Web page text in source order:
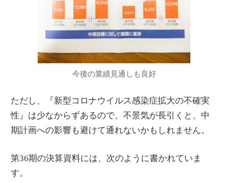
今後の業績見通しも良好
ただし、『新型コロナウイルス感染症拡大の不確実
性』は少なからずあるので、不景気が長引くと、中
期計画への影響も避けて通れないかもしれません。
第36期の決算資料には、次のように書かれていま
す。